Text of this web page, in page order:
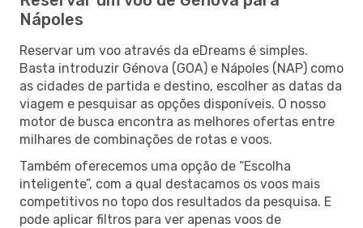
Nápoles
Reservar um voo através da eDreams é simples.
Basta introduzir Génova (GOA) e Nápoles (NAP) como
as cidades de partida e destino, escolher as datas da
viagem e pesquisar as opções disponíveis. O nosso
motor de busca encontra as melhores ofertas entre
milhares de combinações de rotas e voos.
Também oferecemos uma opção de “Escolha
inteligente”, com a qual destacamos os voos mais
competitivos no topo dos resultados da pesquisa. E
pode aplicar filtros para ver apenas voos de